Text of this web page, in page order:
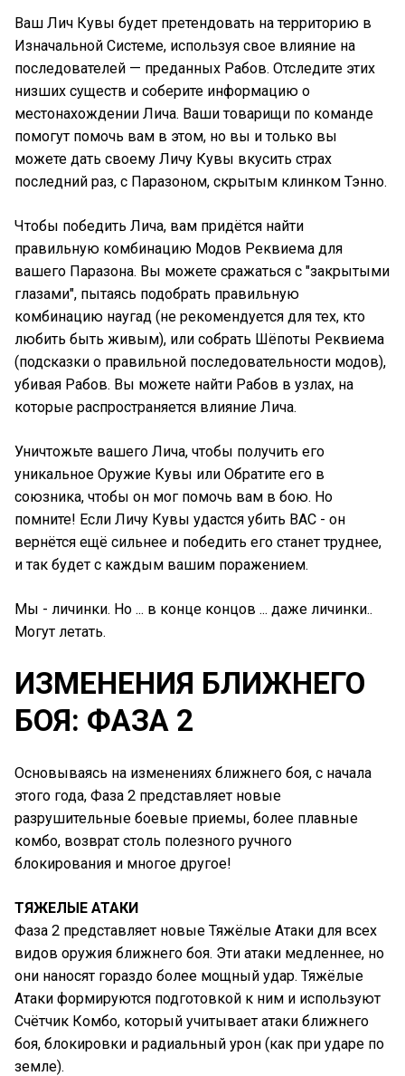
Ваш Лич Кувы будет претендовать на территорию в
Изначальной Системе, используя свое влияние на
последователей — преданных Рабов. Отследите этих
низших существ и соберите информацию о
местонахождении Лича. Ваши товарищи по команде
помогут помочь вам в этом, но вы и только вы
можете дать своему Личу Кувы вкусить страх
последний раз, с Паразоном, скрытым клинком Тэнно.
Чтобы победить Лича, вам придётся найти
правильную комбинацию Модов Реквиема для
вашего Паразона. Вы можете сражаться с "закрытыми
глазами", пытаясь подобрать правильную
комбинацию наугад (не рекомендуется для тех, кто
любить быть живым), или собрать Шёпоты Реквиема
(подсказки о правильной последовательности модов),
убивая Рабов. Вы можете найти Рабов в узлах, на
которые распространяется влияние Лича.
Уничтожьте вашего Лича, чтобы получить его
уникальное Оружие Кувы или Обратите его в
союзника, чтобы он мог помочь вам в бою. Но
помните! Если Личу Кувы удастся убить ВАС - он
вернётся ещё сильнее и победить его станет труднее,
и так будет с каждым вашим поражением.
Мы - личинки. Но ... в конце концов ... даже личинки..
Могут летать.
ИЗМЕНЕНИЯ БЛИЖНЕГО
БОЯ: ФАЗА 2
Основываясь на изменениях ближнего боя, с начала
этого года, Фаза 2 представляет новые
разрушительные боевые приемы, более плавные
комбо, возврат столь полезного ручного
блокирования и многое другое!
ТЯЖЕЛЫЕ АТАКИ
Фаза 2 представляет новые Тяжёлые Атаки для всех
видов оружия ближнего боя. Эти атаки медленнее, но
они наносят гораздо более мощный удар. Тяжёлые
Атаки формируются подготовкой к ним и используют
Счётчик Комбо, который учитывает атаки ближнего
боя, блокировки и радиальный урон (как при ударе по
земле).